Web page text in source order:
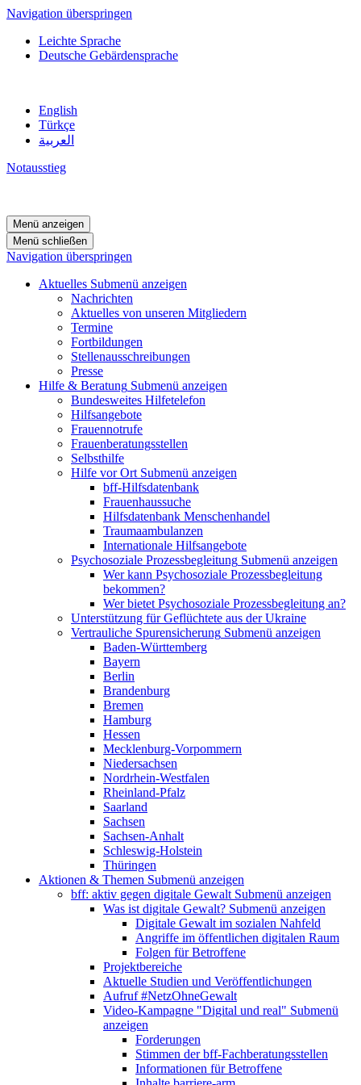
Navigation überspringen
Leichte Sprache
Deutsche Gebärdensprache
English
Türkçe
العربية
Notausstieg
Menü anzeigen
Menü schließen
Navigation überspringen
Aktuelles Submenü anzeigen
Nachrichten
Aktuelles von unseren Mitgliedern
Termine
Fortbildungen
Stellenausschreibungen
Presse
Hilfe & Beratung Submenü anzeigen
Bundesweites Hilfetelefon
Hilfsangebote
Frauennotrufe
Frauenberatungsstellen
Selbsthilfe
Hilfe vor Ort Submenü anzeigen
bff-Hilfsdatenbank
Frauenhaussuche
Hilfsdatenbank Menschenhandel
Traumaambulanzen
Internationale Hilfsangebote
Psychosoziale Prozessbegleitung Submenü anzeigen
Wer kann Psychosoziale Prozessbegleitung
bekommen?
Wer bietet Psychosoziale Prozessbegleitung an?
Unterstützung für Geflüchtete aus der Ukraine
Vertrauliche Spurensicherung Submenü anzeigen
Baden-Württemberg
Bayern
Berlin
Brandenburg
Bremen
Hamburg
Hessen
Mecklenburg-Vorpommern
Niedersachsen
Nordrhein-Westfalen
Rheinland-Pfalz
Saarland
Sachsen
Sachsen-Anhalt
Schleswig-Holstein
Thüringen
Aktionen & Themen Submenü anzeigen
bff: aktiv gegen digitale Gewalt Submenü anzeigen
Was ist digitale Gewalt? Submenü anzeigen
Digitale Gewalt im sozialen Nahfeld
Angriffe im öffentlichen digitalen Raum
Folgen für Betroffene
Projektbereiche
Aktuelle Studien und Veröffentlichungen
Aufruf #NetzOhneGewalt
Video-Kampagne "Digital und real" Submenü
anzeigen
Forderungen
Stimmen der bff-Fachberatungsstellen
Informationen für Betroffene